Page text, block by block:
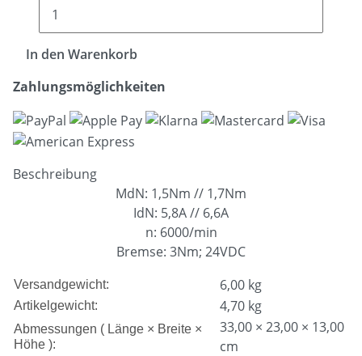
In den Warenkorb
Zahlungsmöglichkeiten
Beschreibung
MdN: 1,5Nm // 1,7Nm
IdN: 5,8A // 6,6A
n: 6000/min
Bremse: 3Nm; 24VDC
Versandgewicht: 6,00 kg
Artikelgewicht: 4,70 kg
Abmessungen ( Länge × Breite ×
Höhe ):
33,00 × 23,00 × 13,00
cm